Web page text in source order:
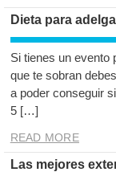
Dieta para
Si tienes un evento
que te sobran
a poder conseguir
5 […]
READ MORE
Las mejores